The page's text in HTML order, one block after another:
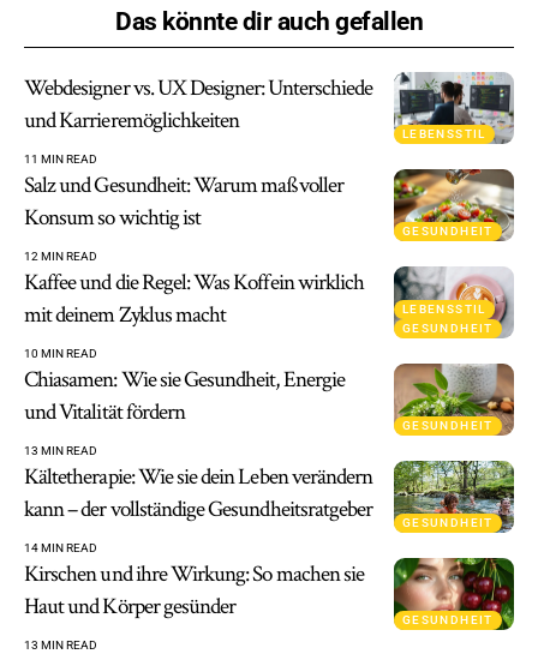
Das könnte dir auch gefallen
LEBENSSTIL
Webdesigner vs. UX Designer: Unterschiede
und Karrieremöglichkeiten
11 MIN READ
GESUNDHEIT
Salz und Gesundheit: Warum maßvoller
Konsum so wichtig ist
12 MIN READ
LEBENSSTIL
GESUNDHEIT
Kaffee und die Regel: Was Koffein wirklich
mit deinem Zyklus macht
10 MIN READ
GESUNDHEIT
Chiasamen: Wie sie Gesundheit, Energie
und Vitalität fördern
13 MIN READ
GESUNDHEIT
Kältetherapie: Wie sie dein Leben verändern
kann – der vollständige Gesundheitsratgeber
14 MIN READ
GESUNDHEIT
Kirschen und ihre Wirkung: So machen sie
Haut und Körper gesünder
13 MIN READ